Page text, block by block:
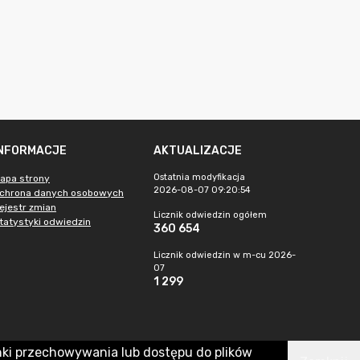
strony
danych osobowych
zmian
odwiedzin
AKTUALIZACJE
Ostatnia modyfikacja
2026-08-07 09:20:54
Licznik odwiedzin ogółem
360 654
Licznik odwiedzin w m-cu 2026-
07
1 299
przechowywania lub dostępu do plików